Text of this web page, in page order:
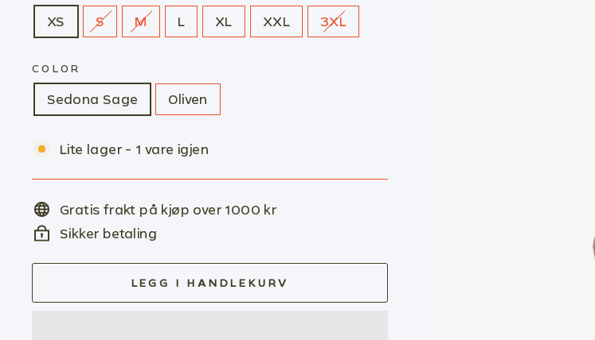
XS S M L XL XXL 3XL
COLOR
Sedona Sage Oliven
Lite lager - 1 vare igjen
Gratis frakt på kjøp over 1000 kr
Sikker betaling
LEGG I HANDLEKURV